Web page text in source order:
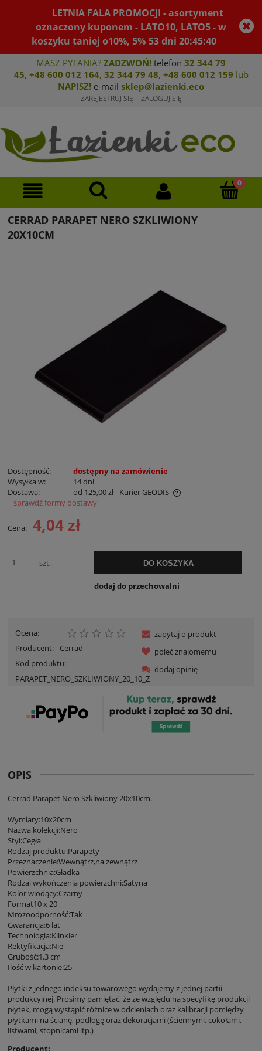
LETNIA FALA PROMOCJI - asortyment
oznaczony kuponem - LATO10, LATO5 - w
koszyku taniej o10%, 5% 53dni20:45:40
MASZ PYTANIA? ZADZWOŃ! telefon 32 344 79
45, +48 600 012 164, 32 344 79 48, +48 600 012 159 lub
NAPISZ! e-mail sklep@lazienki.eco
ZAREJESTRUJ SIĘ ZALOGUJ SIĘ
CERRAD PARAPET NERO SZKLIWIONY
20X10CM
Dostępność:
dostępny na zamówienie
Wysyłka w:
14 dni
Dostawa:
od 125,00 zł- Kurier GEODIS
Cena nie zawiera ewentualnych kosztów płatności
sprawdź formy dostawy
Cena: 4,04 zł
szt. DO KOSZYKA
dodaj do przechowalni
Ocena:
Producent:
Cerrad
Kod produktu:
PARAPET_NERO_SZKLIWIONY_20_10_Z
zapytaj o produkt
poleć znajomemu
dodaj opinię
OPIS
Cerrad Parapet Nero Szkliwiony 20x10cm.
Wymiary:10x20cm
Nazwa kolekcji:Nero
Styl:Cegła
Rodzaj produktu:Parapety
Przeznaczenie:Wewnątrz,na zewnątrz
Powierzchnia:Gładka
Rodzaj wykończenia powierzchni:Satyna
Kolor wiodący:Czarny
Format10 x 20
Mrozoodporność:Tak
Gwarancja:6 lat
Technologia:Klinkier
Rektyfikacja:Nie
Grubość:1.3 cm
Ilość w kartonie:25
Płytki z jednego indeksu towarowego wydajemy z jednej partii
produkcyjnej. Prosimy pamiętać, że ze względu na specyfikę produkcji
płytek, mogą wystąpić różnice w odcieniach oraz kalibracji pomiędzy
płytkami na ścianę, podłogę oraz dekoracjami (ściennymi, cokołami,
listwami, stopnicami itp.)
Producent: